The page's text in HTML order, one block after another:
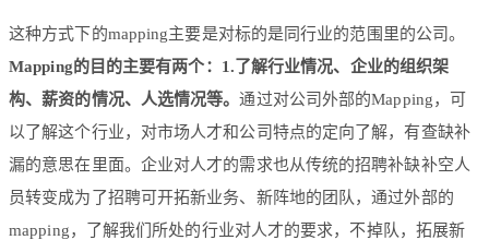
这种方式下的mapping主要是对标的是同行业的范围里的公司。
Mapping的目的主要有两个： 1.了解行业情况、企业的组织架
构、薪资的情况、人选情况等。通过对公司外部的Mapping，可
以了解这个行业，对市场人才和公司特点的定向了解，有查缺补
漏的意思在里面。企业对人才的需求也从传统的招聘补缺补空人
员转变成为了招聘可开拓新业务、新阵地的团队，通过外部的
mapping，了解我们所处的行业对人才的要求，不掉队，拓展新